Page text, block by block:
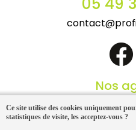
Nos
Ce site utilise des cookies uniquement
statistiques de visite, les acceptez-vous ?